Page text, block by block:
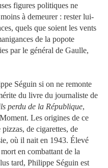
figures politiques ne
à demeurer : rester lui-
quels que soient les vents
de la popote
par le général de Gaulle,
Séguin si on ne remonte
du livre du journaliste de
perdu de la République,
Les origines de ce
de cigarettes, de
où il nait en 1943. Élevé
en combattant de la
tard, Philippe Séguin est